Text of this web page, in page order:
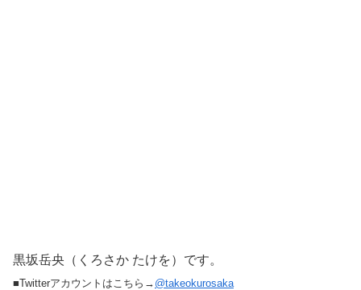
黒坂岳央（くろさか たけを）です。
■Twitterアカウントはこちら→ @takeokurosaka